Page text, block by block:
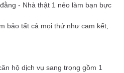
- Nhà thật 1 nẻo làm bạn bực
bảo tất cả mọi thứ như cam kết,
hộ dịch vụ sang trọng gồm 1